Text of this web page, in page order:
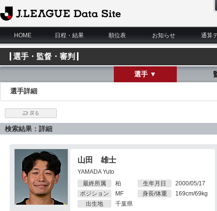
J.League Data Site
HOME
日程・結果 順位表 お知らせ 通算
選手・監督・審判
選手 ▼
選手詳細
戻る
検索結果：詳細
山田 雄士
YAMADA Yuto
最終所属
柏
ポジション
MF
出生地
千葉県
生年月日
2000/05/17
身長/体重
169cm/69kg